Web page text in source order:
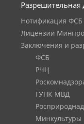
Разрешительная
Нотификация ФСБ
Лицензии
Заключения и
ФСБ
РЧЦ
ГУНК МВД
Минкультуры